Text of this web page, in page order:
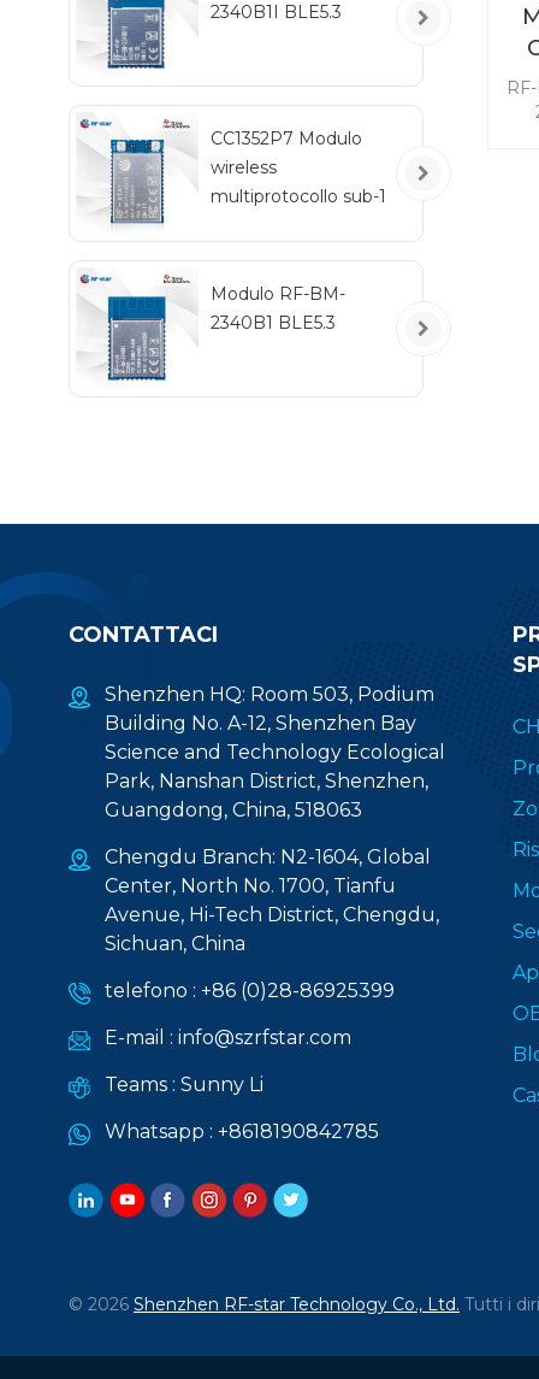
2340B1I BLE5.3
CC1352P7 Modulo
wireless
multiprotocollo sub-1
Modulo RF-BM-
2340B1 BLE5.3
CONTATTACI
Shenzhen HQ: Room 503, Podium
Building No. A-12, Shenzhen Bay
Science and Technology Ecological
Park, Nanshan District, Shenzhen,
Guangdong, China, 518063
Chengdu Branch: N2-1604, Global
Center, North No. 1700, Tianfu
Avenue, Hi-Tech District, Chengdu,
Sichuan, China
telefono : +86 (0)28-86925399
E-mail : info@szrfstar.com
Teams : Sunny Li
Whatsapp : +8618190842785
© 2026 Shenzhen RF-star Technology Co., Ltd. Tutti i